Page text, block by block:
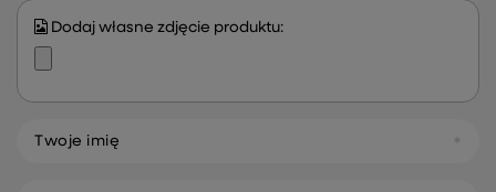
Dodaj własne zdjęcie produktu:
Twoje imię